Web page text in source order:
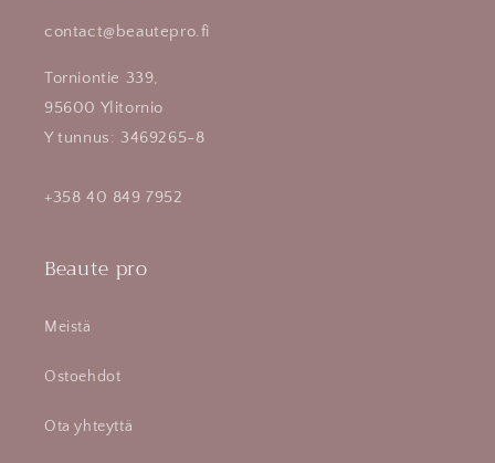
contact@beautepro.fi
Torniontie 339,
95600 Ylitornio
Y tunnus: 3469265-8
+358 40 849 7952
Beaute pro
Meistä
Ostoehdot
Ota yhteyttä